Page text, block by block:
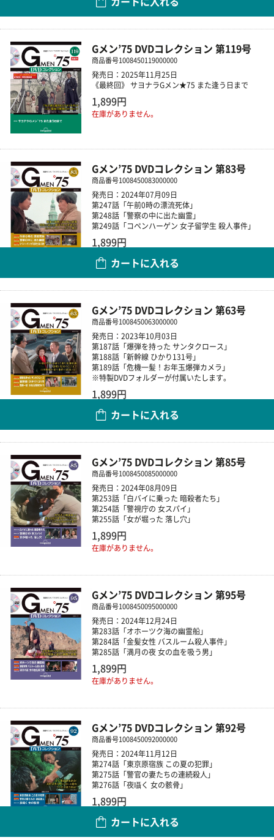
Gメン’75 DVDコレクション 第119号
商品番号1008450119000000
発売日：2025年11月25日
《最終回》 サヨナラGメン★75 また逢う日まで
1,899円
在庫がありません。
Gメン’75 DVDコレクション 第83号
商品番号1008450083000000
発売日：2024年07月09日
第247話「午前0時の漂流死体」
第248話「警察の中に出た幽霊」
第249話「コペンハーゲン 女子留学生 殺人事件」
1,899円
カートに入れる
Gメン’75 DVDコレクション 第63号
商品番号1008450063000000
発売日：2023年10月03日
第187話「爆弾を持った サンタクロース」
第188話「新幹線 ひかり131号」
第189話「危機一髪！お年玉爆弾カメラ」
※特製DVDフォルダーが付属いたします。
1,899円
カートに入れる
Gメン’75 DVDコレクション 第85号
商品番号1008450085000000
発売日：2024年08月09日
第253話「白バイに乗った 暗殺者たち」
第254話「警視庁の 女スパイ」
第255話「女が堀った 落し穴」
1,899円
在庫がありません。
Gメン’75 DVDコレクション 第95号
商品番号1008450095000000
発売日：2024年12月24日
第283話「オホーツク海の幽霊船」
第284話「金髪女性 バスルーム殺人事件」
第285話「満月の夜 女の血を吸う男」
1,899円
在庫がありません。
Gメン’75 DVDコレクション 第92号
商品番号1008450092000000
発売日：2024年11月12日
第274話「東京原宿族 この夏の犯罪」
第275話「警官の妻たちの連続殺人」
第276話「夜囁く 女の骸骨」
1,899円
カートに入れる